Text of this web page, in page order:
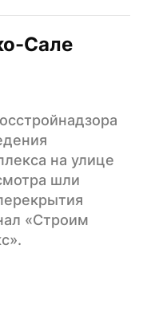
Сале
на улице
шли
«Строим